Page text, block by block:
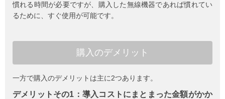
慣れる時間が必要ですが、購入した無線機器であれば慣れてい
るために、すぐ使用が可能です。
購入のデメリット
一方で購入のデメリットは主に2つあります。
デメリットその1：導入コストにまとまった金額がかか